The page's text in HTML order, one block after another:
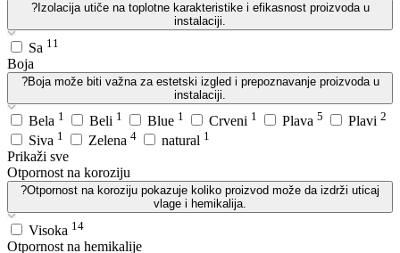
?Izolacija utiče na toplotne karakteristike i efikasnost proizvoda u
instalaciji.
Sa 11
Boja
?Boja može biti važna za estetski izgled i prepoznavanje proizvoda u
instalaciji.
Bela 1 Beli 1 Blue 1 Crveni 1 Plava 5 Plavi 2
Siva 1 Zelena 4 natural 1
Prikaži sve
Otpornost na koroziju
?Otpornost na koroziju pokazuje koliko proizvod može da izdrži uticaj
vlage i hemikalija.
Visoka 14
Otpornost na hemikalije